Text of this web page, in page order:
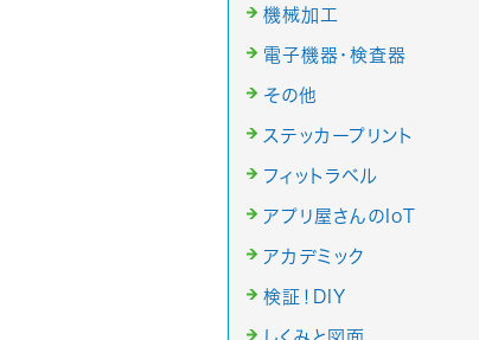
機械加工
電子機器・検査器
その他
ステッカープリント
フィットラベル
アプリ屋さんのIoT
アカデミック
検証！DIY